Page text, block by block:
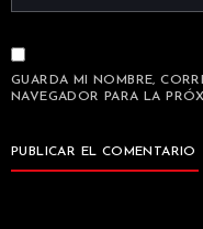
GUARDA MI NOMBRE,
NAVEGADOR PARA LA